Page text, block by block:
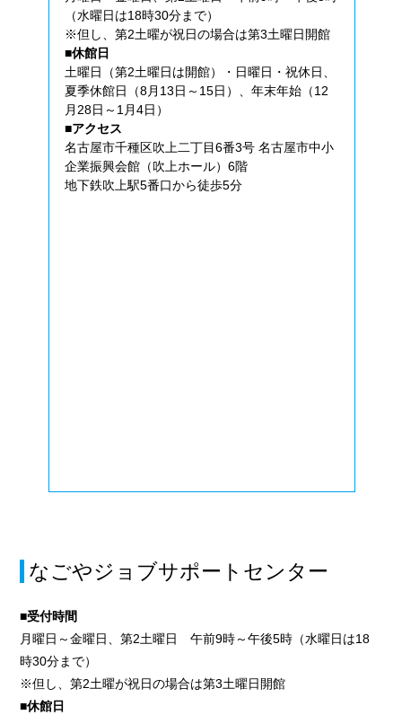
（水曜日は18時30分まで）
※但し、第2土曜が祝日の場合は第3土曜日開館
■休館日
土曜日（第2土曜日は開館）・日曜日・祝休日、
夏季休館日（8月13日～15日）、年末年始（12
月28日～1月4日）
■アクセス
名古屋市千種区吹上二丁目6番3号 名古屋市中小
企業振興会館（吹上ホール）6階
地下鉄吹上駅5番口から徒歩5分
なごやジョブサポートセンター
■受付時間
月曜日～金曜日、第2土曜日 午前9時～午後5時（水曜日は18
時30分まで）
※但し、第2土曜が祝日の場合は第3土曜日開館
■休館日